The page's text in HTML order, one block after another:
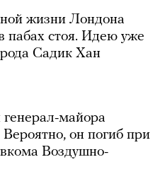
жизни Лондона
пабах стоя. Идею уже
Садик Хан
майора
он погиб при
Воздушно-